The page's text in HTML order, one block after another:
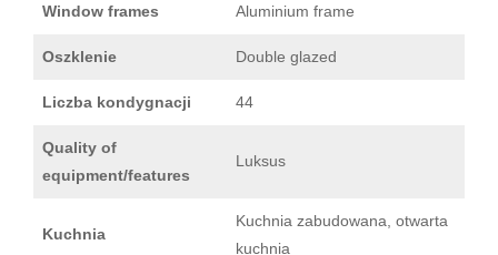
Window frames Aluminium frame
Oszklenie Double glazed
Liczba kondygnacji 44
Quality of
equipment/features
Luksus
Kuchnia
Kuchnia zabudowana, otwarta
kuchnia